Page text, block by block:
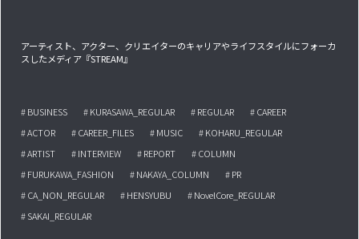
アーティスト、アクター、クリエイターのキャリアやライフスタイルにフォーカ
スしたメディア『STREAM』
# BUSINESS # KURASAWA_REGULAR # REGULAR
# CAREER
# ACTOR
# CAREER_FILES # MUSIC
# KOHARU_REGULAR
# ARTIST
# INTERVIEW # REPORT
# COLUMN
# FURUKAWA_FASHION
# NAKAYA_COLUMN
# PR
# CA_NON_REGULAR
# HENSYUBU
# NovelCore_REGULAR
# SAKAI_REGULAR